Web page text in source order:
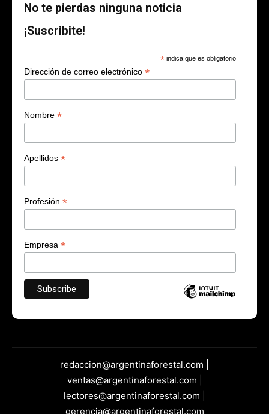
No te pierdas ninguna noticia
¡Suscribite!
* indica que es obligatorio
Dirección de correo electrónico *
Nombre *
Apellidos *
Profesión *
Empresa *
redaccion@argentinaforestal.com |
ventas@argentinaforestal.com |
lectores@argentinaforestal.com |
gerencia@argentinaforestal.com